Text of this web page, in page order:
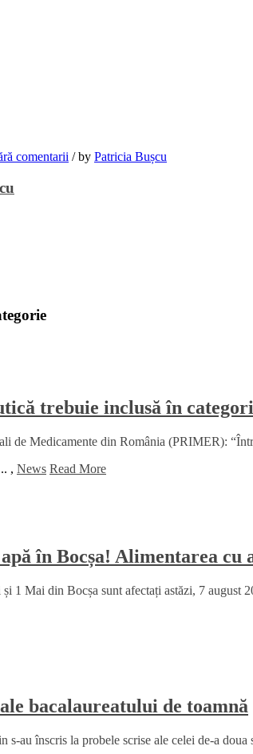
comentarii /by Patricia Bușcu
trebuie inclusă în
de Medicamente din România (PRIMER):
, News Read More
în Bocșa! Alimentarea
1 Mai din Bocșa sunt afectați astăzi, 7 august
bacalaureatului de toamnă
s-au înscris la probele scrise ale celei de-a